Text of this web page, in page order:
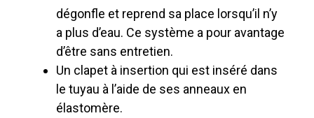
dégonfle et reprend sa place lorsqu’il n’y
a plus d’eau. Ce système a pour avantage
d’être sans entretien.
Un clapet à insertion qui est inséré dans
le tuyau à l’aide de ses anneaux en
élastomère.